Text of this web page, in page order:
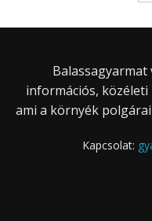
információs,
ami a környék
Kapcsolat: